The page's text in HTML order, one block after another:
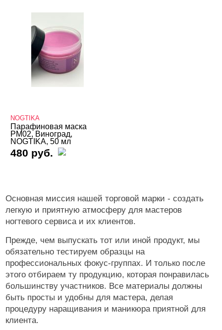
NOGTIKA
Парафиновая маска
PM02, Виноград,
NOGTIKA, 50 мл
480 руб.
Основная миссия нашей торговой марки - создать
легкую и приятную атмосферу для мастеров
ногтевого сервиса и их клиентов.
Прежде, чем выпускать тот или иной продукт, мы
обязательно тестируем образцы на
профессиональных фокус-группах. И только после
этого отбираем ту продукцию, которая понравилась
большинству участников. Все материалы должны
быть просты и удобны для мастера, делая
процедуру наращивания и маникюра приятной для
клиента.